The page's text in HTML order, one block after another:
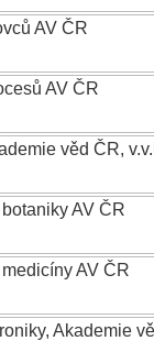
AV ČR
AV ČR
věd ČR,
AV ČR
AV ČR
Akademie